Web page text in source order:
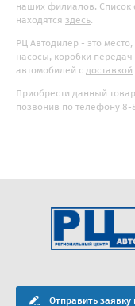
наших филиалов. Список
находятся здесь.
РЦ Автодилер - это
насосы, коробки
автомобилей с доставкой
Приобрести данный
позвонив по телефону 8-
Отправить